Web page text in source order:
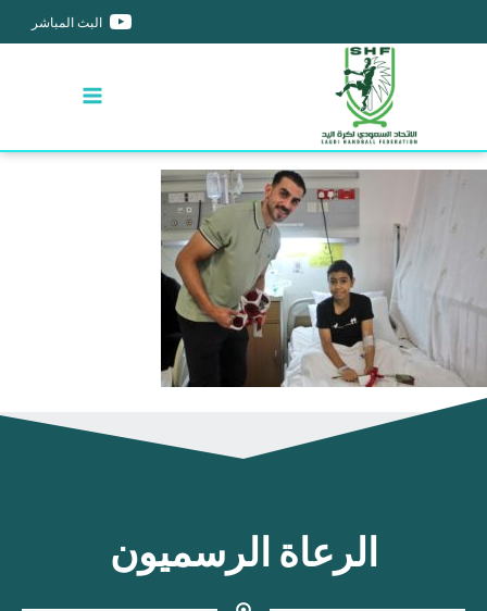
البث المباشر
الرعاة الرسميون